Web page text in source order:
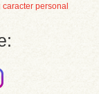
personal